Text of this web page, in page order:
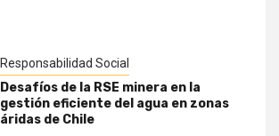
Responsabilidad Social
Desafíos de la RSE minera en la
gestión eficiente del agua en zonas
áridas de Chile